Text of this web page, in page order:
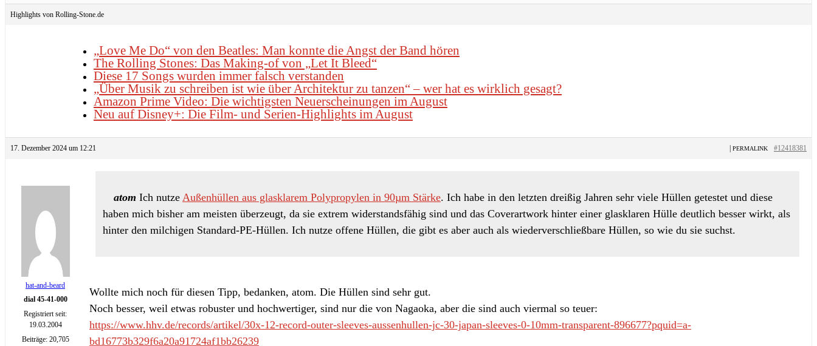
Highlights von Rolling-Stone.de
„Love Me Do“ von den Beatles: Man konnte die Angst der Band hören
The Rolling Stones: Das Making-of von „Let It Bleed“
Diese 17 Songs wurden immer falsch verstanden
„Über Musik zu schreiben ist wie über Architektur zu tanzen“ – wer hat es wirklich gesagt?
Amazon Prime Video: Die wichtigsten Neuerscheinungen im August
Neu auf Disney+: Die Film- und Serien-Highlights im August
17. Dezember 2024 um 12:21 #12418381
| PERMALINK
hat-and-beard
dial 45-41-000
Registriert seit:
19.03.2004
Beiträge: 20,705
atom Ich nutze Außenhüllen aus glasklarem Polypropylen in 90µm Stärke. Ich habe in den letzten dreißig Jahren sehr viele Hüllen getestet und diese
haben mich bisher am meisten überzeugt, da sie extrem widerstandsfähig sind und das Coverartwork hinter einer glasklaren Hülle deutlich besser wirkt, als
hinter den milchigen Standard-PE-Hüllen. Ich nutze offene Hüllen, die gibt es aber auch als wiederverschließbare Hüllen, so wie du sie suchst.
Wollte mich noch für diesen Tipp, bedanken, atom. Die Hüllen sind sehr gut.
Noch besser, weil etwas robuster und hochwertiger, sind nur die von Nagaoka, aber die sind auch viermal so teuer:
https://www.hhv.de/records/artikel/30x-12-record-outer-sleeves-aussenhullen-jc-30-japan-sleeves-0-10mm-transparent-896677?pquid=a-
bd16773b329f6a20a91724af1bb26239